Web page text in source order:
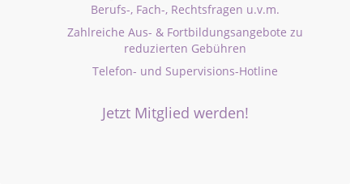
Berufs-, Fach-, Rechtsfragen u.v.m.
Zahlreiche Aus- & Fortbildungsangebote zu
reduzierten Gebühren
Telefon- und Supervisions-Hotline
Jetzt Mitglied werden!